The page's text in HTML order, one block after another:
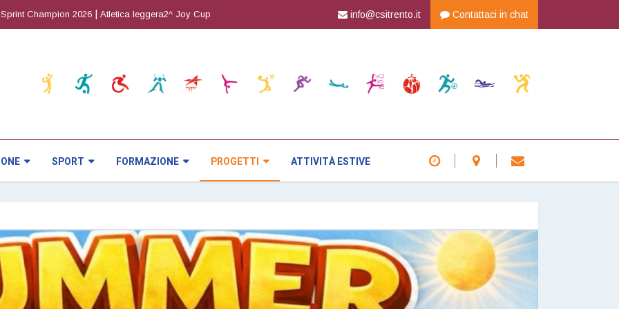
2026 |Atletica leggera2^ Joy Cup |Orienteering5^ prova CRITERIUM CSI Attività sportivaMarteRun - 6^ edizione |Orienteering4^ prova
info@csitrento.it Contattaci in chat
SPORT FORMAZIONE PROGETTI ATTIVITÀ ESTIVE